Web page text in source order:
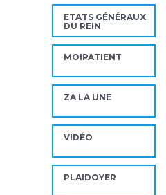
ETATS GÉNÉRAUX
DU REIN
MOIPATIENT
ZA LA UNE
VIDÉO
PLAIDOYER